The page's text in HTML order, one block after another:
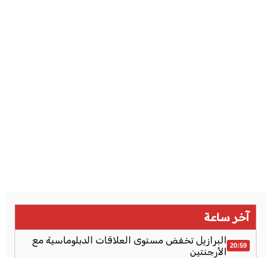
آخر ساعة
20:59 البرازيل تخفض مستوى العلاقات الدبلوماسية مع
الأرجنتين